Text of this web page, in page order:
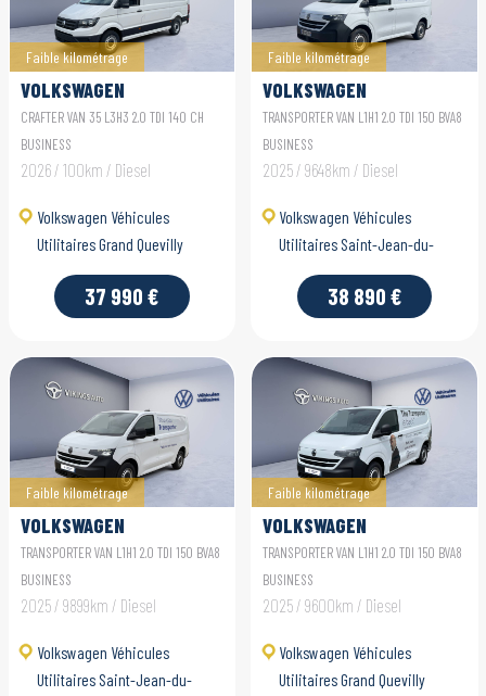
Faible kilométrage
VOLKSWAGEN
UTILITAIRES CRAFTER
VAN
CRAFTER VAN 35 L3H3 2.0 TDI 140 CH
BUSINESS
2026 / 100km / Diesel
Volkswagen Véhicules
Utilitaires Grand Quevilly
37 990 €
Faible kilométrage
VOLKSWAGEN
UTILITAIRES
TRANSPORTER VAN
TRANSPORTER VAN L1H1 2.0 TDI 150 BVA8
BUSINESS
2025 / 9648km / Diesel
Volkswagen Véhicules
Utilitaires Saint-Jean-du-
Cardonnay
38 890 €
Faible kilométrage
VOLKSWAGEN
UTILITAIRES
TRANSPORTER VAN
TRANSPORTER VAN L1H1 2.0 TDI 150 BVA8
BUSINESS
2025 / 9899km / Diesel
Volkswagen Véhicules
Utilitaires Saint-Jean-du-
Faible kilométrage
VOLKSWAGEN
UTILITAIRES
TRANSPORTER VAN
TRANSPORTER VAN L1H1 2.0 TDI 150 BVA8
BUSINESS
2025 / 9600km / Diesel
Volkswagen Véhicules
Utilitaires Grand Quevilly